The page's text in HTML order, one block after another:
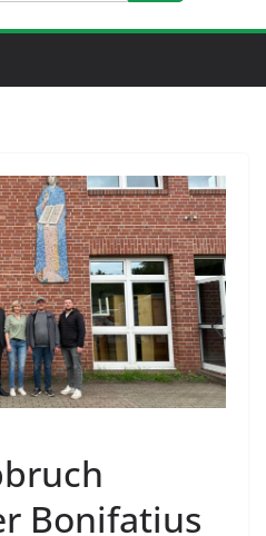
Bonifatius